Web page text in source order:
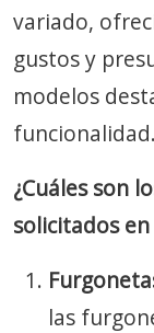
variado,
gustos y
modelos
funcionalidad.
¿Cuáles son
solicitados
las